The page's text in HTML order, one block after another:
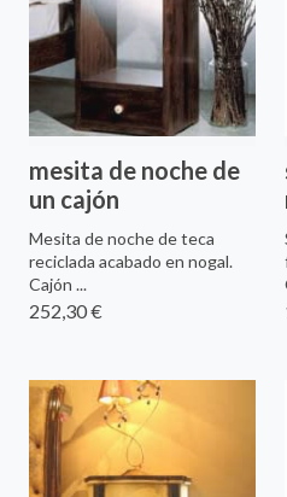
mesita de noche de
un cajón
Mesita de noche de teca
reciclada acabado en nogal.
Cajón ...
252,30 €